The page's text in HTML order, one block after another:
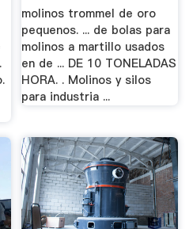
molinos trommel de oro
pequenos. ... de bolas para
molinos a martillo usados
en de ... DE 10 TONELADAS
HORA. . Molinos y silos
para industria ...